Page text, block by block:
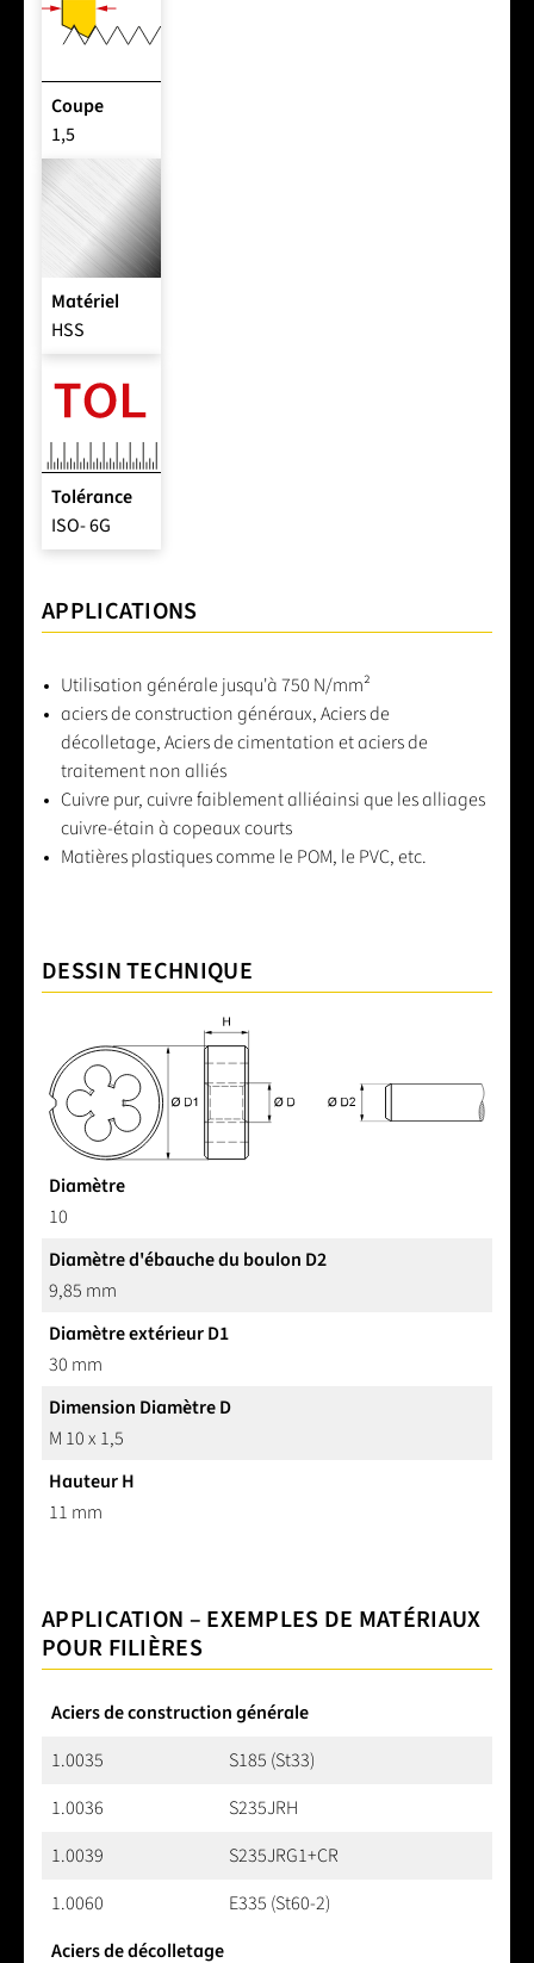
Coupe
1,5
Matériel
HSS
Tolérance
ISO- 6G
APPLICATIONS
Utilisation générale jusqu'à 750 N/mm²
aciers de construction généraux, Aciers de
décolletage, Aciers de cimentation et aciers de
traitement non alliés
Cuivre pur, cuivre faiblement alliéainsi que les alliages
cuivre-étain à copeaux courts
Matières plastiques comme le POM, le PVC, etc.
DESSIN TECHNIQUE
Diamètre
10
Diamètre d'ébauche du boulon D2
9,85 mm
Diamètre extérieur D1
30 mm
Dimension Diamètre D
M 10 x 1,5
Hauteur H
11 mm
APPLICATION – EXEMPLES DE MATÉRIAUX
POUR FILIÈRES
Aciers de construction générale
1.0035
S185 (St33)
1.0036
S235JRH
1.0039
S235JRG1+CR
1.0060
E335 (St60-2)
Aciers de décolletage